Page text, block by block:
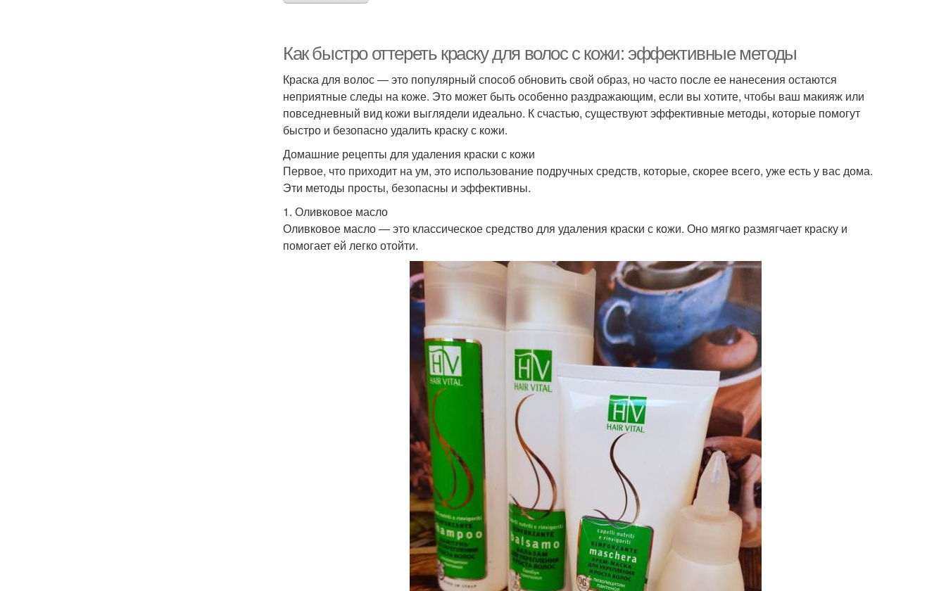
Как быстро оттереть краску для волос с кожи: эффективные методы
Краска для волос — это популярный способ обновить свой образ, но часто после ее нанесения остаются
неприятные следы на коже. Это может быть особенно раздражающим, если вы хотите, чтобы ваш макияж или
повседневный вид кожи выглядели идеально. К счастью, существуют эффективные методы, которые помогут
быстро и безопасно удалить краску с кожи.
Домашние рецепты для удаления краски с кожи
Первое, что приходит на ум, это использование подручных средств, которые, скорее всего, уже есть у вас дома.
Эти методы просты, безопасны и эффективны.
1. Оливковое масло
Оливковое масло — это классическое средство для удаления краски с кожи. Оно мягко размягчает краску и
помогает ей легко отойти.